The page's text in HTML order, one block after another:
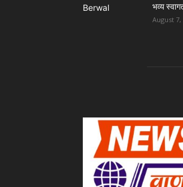
भव्य
August 7,